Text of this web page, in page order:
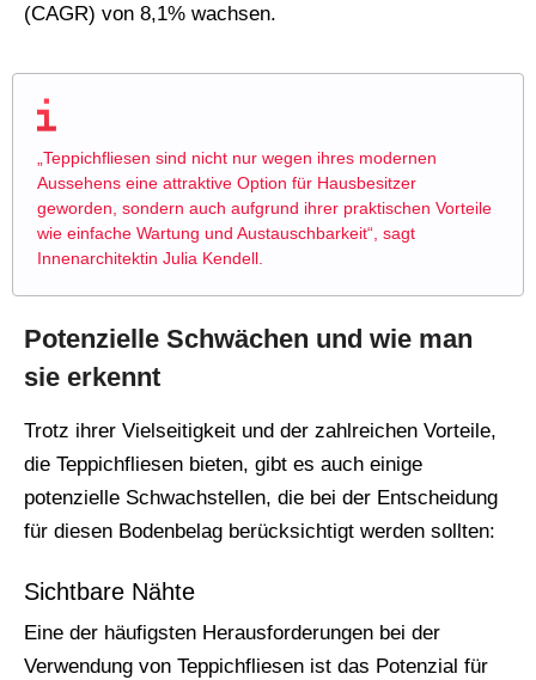
(CAGR) von 8,1% wachsen.
„Teppichfliesen sind nicht nur wegen ihres modernen
Aussehens eine attraktive Option für Hausbesitzer
geworden, sondern auch aufgrund ihrer praktischen Vorteile
wie einfache Wartung und Austauschbarkeit“, sagt
Innenarchitektin Julia Kendell.
Potenzielle Schwächen und wie man
sie erkennt
Trotz ihrer Vielseitigkeit und der zahlreichen Vorteile,
die Teppichfliesen bieten, gibt es auch einige
potenzielle Schwachstellen, die bei der Entscheidung
für diesen Bodenbelag berücksichtigt werden sollten:
Sichtbare Nähte
Eine der häufigsten Herausforderungen bei der
Verwendung von Teppichfliesen ist das Potenzial für